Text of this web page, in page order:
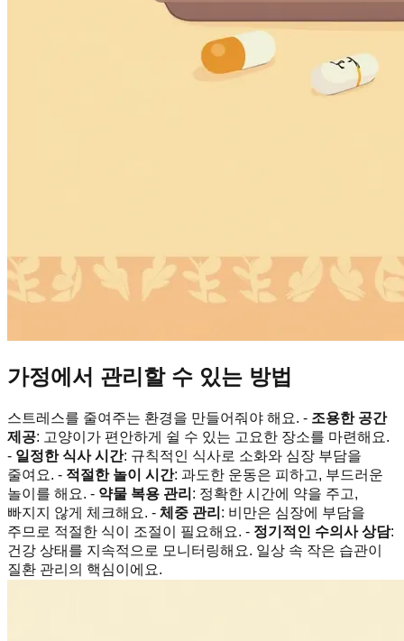
가정에서 관리할 수 있는 방법
스트레스를 줄여주는 환경을 만들어줘야 해요. - 조용한 공간
제공: 고양이가 편안하게 쉴 수 있는 고요한 장소를 마련해요.
- 일정한 식사 시간: 규칙적인 식사로 소화와 심장 부담을
줄여요. - 적절한 놀이 시간: 과도한 운동은 피하고, 부드러운
놀이를 해요. - 약물 복용 관리 : 정확한 시간에 약을 주고,
빠지지 않게 체크해요. - 체중 관리 : 비만은 심장에 부담을
주므로 적절한 식이 조절이 필요해요. - 정기적인 수의사 상담:
건강 상태를 지속적으로 모니터링해요. 일상 속 작은 습관이
질환 관리의 핵심이에요.